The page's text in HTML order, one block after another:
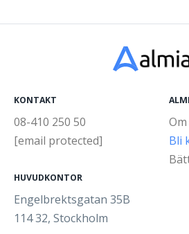
Läkare
KONTAKT
08-410 250 50
[email protected]
HUVUDKONTOR
Engelbrektsgatan 35B
114 32, Stockholm
Bli